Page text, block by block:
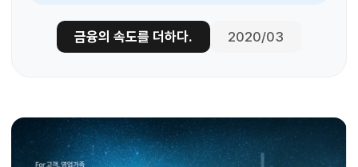
금융의 속도를 더하다. 2020/03